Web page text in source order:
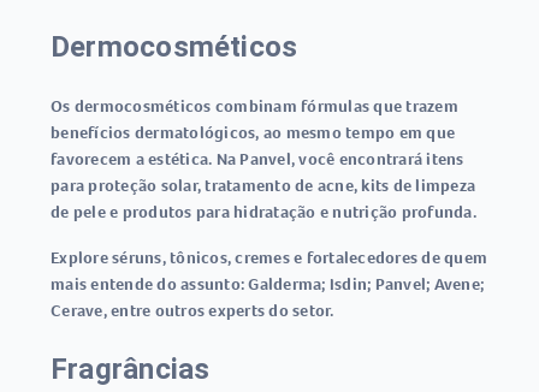
Dermocosméticos
Os dermocosméticos combinam fórmulas que trazem
benefícios dermatológicos, ao mesmo tempo em que
favorecem a estética. Na Panvel, você encontrará itens
para proteção solar, tratamento de acne, kits de limpeza
de pele e produtos para hidratação e nutrição profunda.
Explore séruns, tônicos, cremes e fortalecedores de quem
mais entende do assunto: Galderma; Isdin; Panvel; Avene;
Cerave, entre outros experts do setor.
Fragrâncias